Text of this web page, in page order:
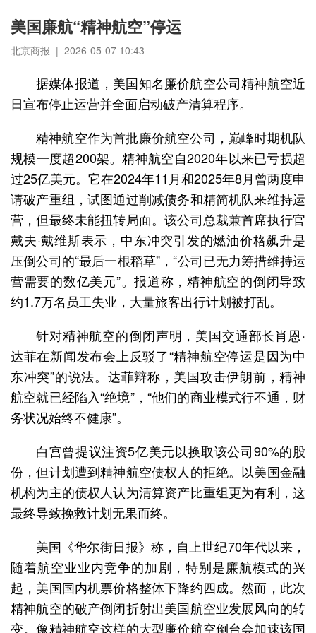
美国廉航“精神航空”停运
北京商报 | 2026-05-07 10:43
据媒体报道，美国知名廉价航空公司精神航空近
日宣布停止运营并全面启动破产清算程序。
精神航空作为首批廉价航空公司，巅峰时期机队
规模一度超200架。精神航空自2020年以来已亏损超
过25亿美元。它在2024年11月和2025年8月曾两度申
请破产重组，试图通过削减债务和精简机队来维持运
营，但最终未能扭转局面。该公司总裁兼首席执行官
戴夫·戴维斯表示，中东冲突引发的燃油价格飙升是
压倒公司的“最后一根稻草”，“公司已无力筹措维持运
营需要的数亿美元”。报道称，精神航空的倒闭导致
约1.7万名员工失业，大量旅客出行计划被打乱。
针对精神航空的倒闭声明，美国交通部长肖恩·
达菲在新闻发布会上反驳了“精神航空停运是因为中
东冲突”的说法。达菲辩称，美国攻击伊朗前，精神
航空就已经陷入“绝境”，“他们的商业模式行不通，财
务状况始终不健康”。
白宫曾提议注资5亿美元以换取该公司90%的股
份，但计划遭到精神航空债权人的拒绝。以美国金融
机构为主的债权人认为清算资产比重组更为有利，这
最终导致挽救计划无果而终。
美国《华尔街日报》称，自上世纪70年代以来，
随着航空业业内竞争的加剧，特别是廉航模式的兴
起，美国国内机票价格整体下降约四成。然而，此次
精神航空的破产倒闭折射出美国航空业发展风向的转
变。像精神航空这样的大型廉价航空倒台会加速该国